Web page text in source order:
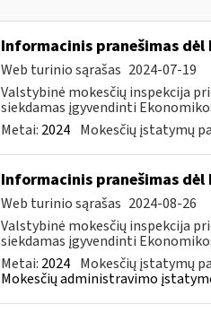
Informacinis pranešimas dėl
Web turinio sąrašas 2024-07-19
Valstybinė mokesčių inspekcija
siekdamas įgyvendinti
Metai: 2024 Mokesčių įstatymų
Informacinis pranešimas dėl
Web turinio sąrašas 2024-08-26
Valstybinė mokesčių inspekcija
siekdamas įgyvendinti
Metai: 2024 Mokesčių įstatymų
Mokesčių administravimo